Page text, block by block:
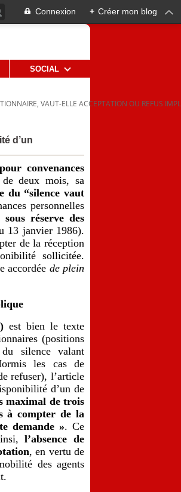
Connexion + Créer mon blog
SOCIAL
VAUT-ELLE ACCEPTATION OU REFUS
d’un
convenances
deux mois, sa
du “silence vaut
personnelles
sous réserve des
13 janvier 1986).
de la réception
sollicitée.
accordée de plein
est bien le texte
(positions
silence valant
les cas de
refuser), l’article
d’un de
maximal de trois
à compter de la
demande ». Ce
l’absence de
, en vertu de
des agents